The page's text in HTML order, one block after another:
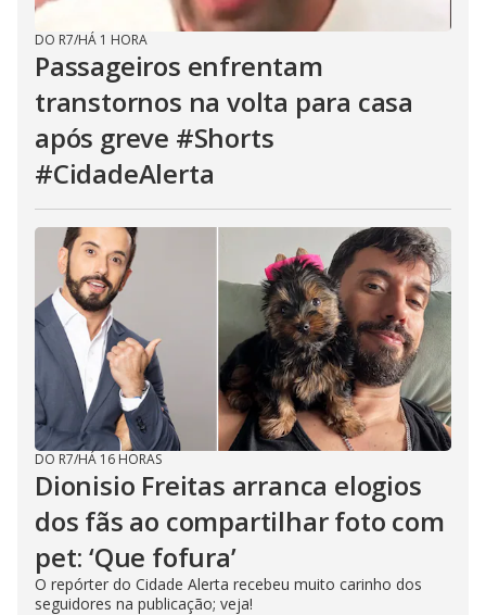
DO R7/HÁ 1 HORA
Passageiros enfrentam
transtornos na volta para casa
após greve #Shorts
#CidadeAlerta
DO R7/HÁ 16 HORAS
Dionisio Freitas arranca elogios
dos fãs ao compartilhar foto com
pet: ‘Que fofura’
O repórter do Cidade Alerta recebeu muito carinho dos
seguidores na publicação; veja!